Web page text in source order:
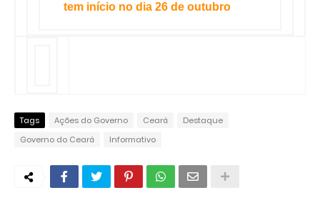
tem início no dia 26 de outubro
Tags Ações do Governo Ceará
Destaque
Governo do Ceará
Informativo